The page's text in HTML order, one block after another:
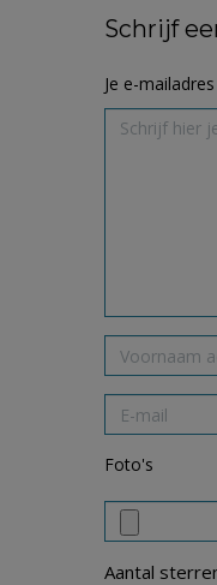
Schrijf
Je e-
Foto's
Aantal